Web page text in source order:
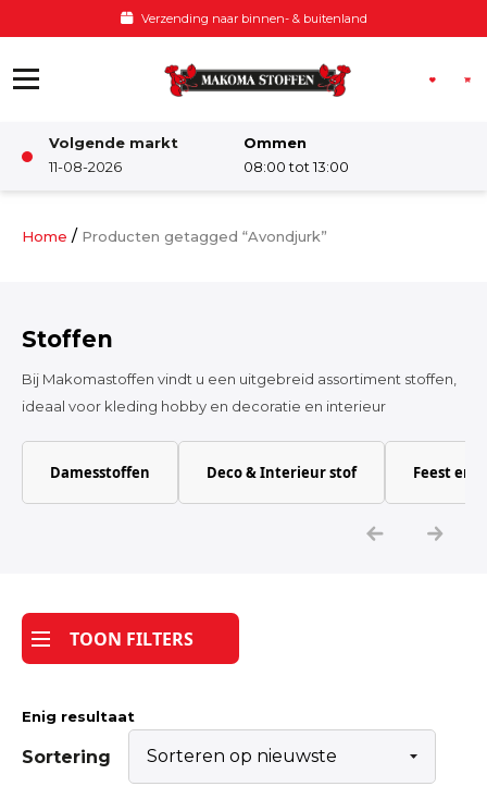
Verzending naar binnen- & buitenland
Volgende markt
11-08-2026
Ommen
08:00 tot 13:00
Damesstoffen
Katoen
Tijdpakker stof
Home / Producten getagged “Avondjurk”
Stoffen
Bij Makomastoffen vindt u een uitgebreid assortiment stoffen,
ideaal voor kleding hobby en decoratie en interieur
Damesstoffen Deco & Interieur stof Feest en
TOON FILTERS
Enig resultaat
Sortering